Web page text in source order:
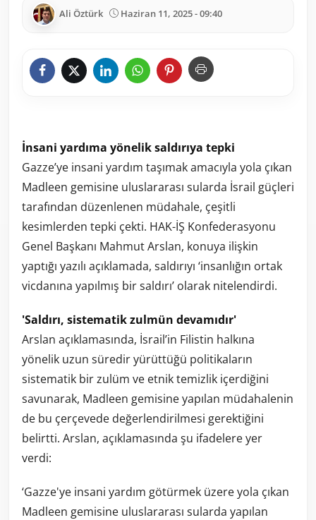
Ali Öztürk Haziran 11, 2025 - 09:40
İnsani yardıma yönelik saldırıya tepki
Gazze’ye insani yardım taşımak amacıyla yola çıkan
Madleen gemisine uluslararası sularda İsrail güçleri
tarafından düzenlenen müdahale, çeşitli
kesimlerden tepki çekti. HAK-İŞ Konfederasyonu
Genel Başkanı Mahmut Arslan, konuya ilişkin
yaptığı yazılı açıklamada, saldırıyı ‘insanlığın ortak
vicdanına yapılmış bir saldırı’ olarak nitelendirdi.
'Saldırı, sistematik zulmün devamıdır'
Arslan açıklamasında, İsrail’in Filistin halkına
yönelik uzun süredir yürüttüğü politikaların
sistematik bir zulüm ve etnik temizlik içerdiğini
savunarak, Madleen gemisine yapılan müdahalenin
de bu çerçevede değerlendirilmesi gerektiğini
belirtti. Arslan, açıklamasında şu ifadelere yer
verdi:
‘Gazze'ye insani yardım götürmek üzere yola çıkan
Madleen gemisine uluslararası sularda yapılan